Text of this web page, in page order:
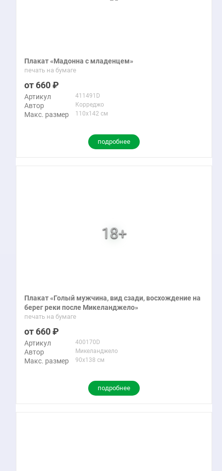
Плакат «Мадонна с младенцем»
печать на бумаге
660
Артикул 411491D
Автор Корреджо
Макс. размер 110x142 см
подробнее
Плакат «Голый мужчина, вид сзади, восхождение на
берег реки после Микеланджело»
печать на бумаге
660
Артикул 400170D
Автор Микеланджело
Макс. размер 90x138 см
подробнее